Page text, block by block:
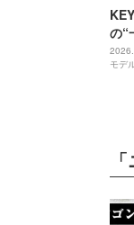
の“
て
モデ